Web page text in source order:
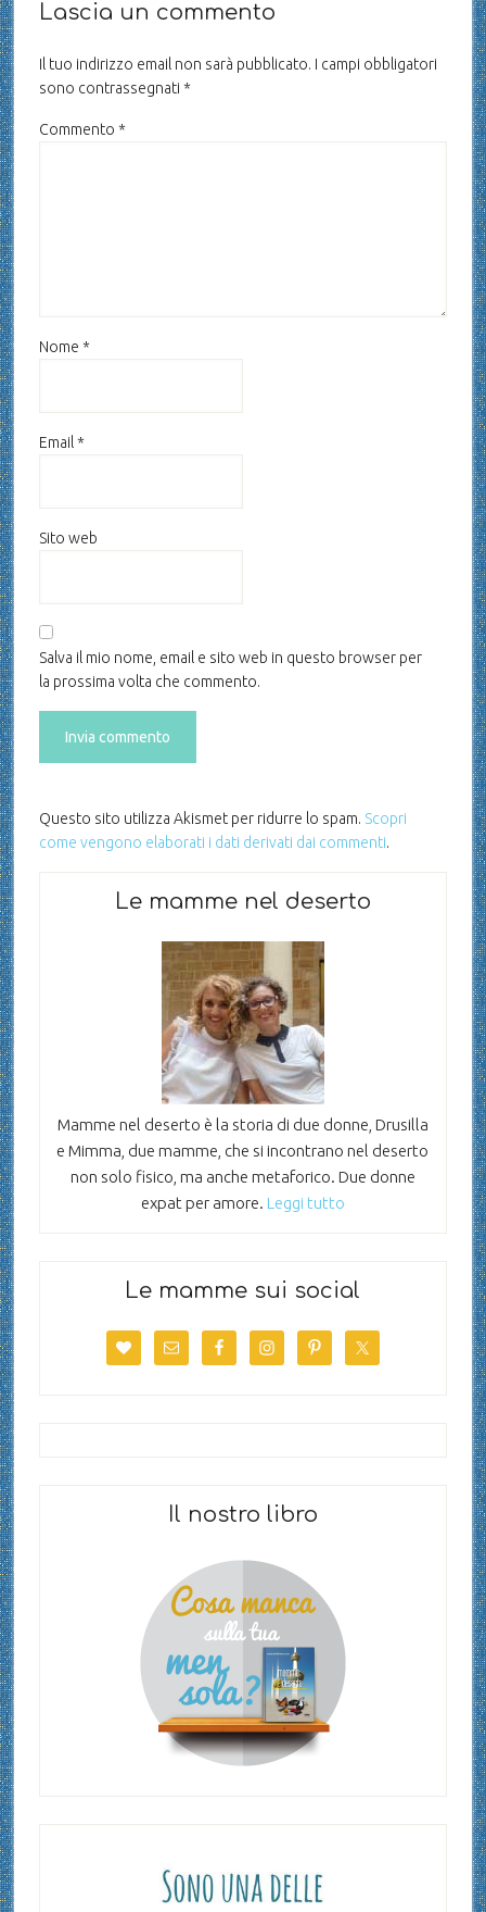
Lascia un commento
Il tuo indirizzo email non sarà pubblicato. I campi obbligatori
sono contrassegnati *
Commento *
Nome *
Email*
Sito web
Salva il mio nome, email e sito web in questo browser per
la prossima volta che commento.
Questo sito utilizza Akismet per ridurre lo spam. Scopri
come vengono elaborati i dati derivati dai commenti.
Le mamme nel deserto
Mamme nel deserto è la storia di due donne, Drusilla
e Mimma, due mamme, che si incontrano nel deserto
non solo fisico, ma anche metaforico. Due donne
expat per amore. Leggi tutto
Le mamme sui social
Il nostro libro